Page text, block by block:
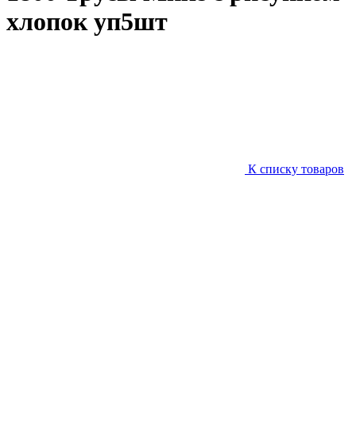
хлопок уп5шт
К списку товаров